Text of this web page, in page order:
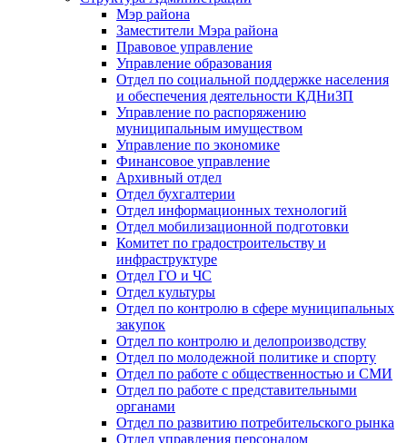
Мэр района
Заместители Мэра района
Правовое управление
Управление образования
Отдел по социальной поддержке населения
и обеспечения деятельности КДНиЗП
Управление по распоряжению
муниципальным имуществом
Управление по экономике
Финансовое управление
Архивный отдел
Отдел бухгалтерии
Отдел информационных технологий
Отдел мобилизационной подготовки
Комитет по градостроительству и
инфраструктуре
Отдел ГО и ЧС
Отдел культуры
Отдел по контролю в сфере муниципальных
закупок
Отдел по контролю и делопроизводству
Отдел по молодежной политике и спорту
Отдел по работе с общественностью и СМИ
Отдел по работе с представительными
органами
Отдел по развитию потребительского рынка
Отдел управления персоналом